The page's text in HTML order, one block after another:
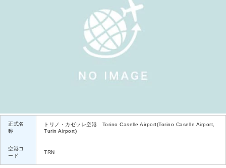
正式名
称
トリノ・カゼッレ空港 Torino Caselle Airport(Torino Caselle Airport,
Turin Airport)
空港コ
ード
TRN